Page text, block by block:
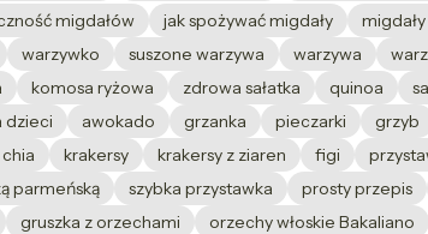
migdałów jak spożywać migdały
warzywko suszone warzywa warzywa
komosa ryżowa zdrowa sałatka quinoa
dzieci awokado grzanka pieczarki grzyb
krakersy krakersy z ziaren figi
parmeńską szybka przystawka prosty przepis
gruszka z orzechami orzechy włoskie Bakaliano